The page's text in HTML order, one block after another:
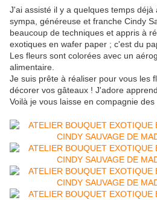
J'ai assisté il y a quelques temps
sympa, généreuse et franche Cindy
beaucoup de techniques et appris à
exotiques en wafer paper ; c'est du
Les fleurs sont colorées avec un
alimentaire.
Je suis prête à réaliser pour vous les
décorer vos gâteaux ! J'adore
Voilà je vous laisse en compagnie des